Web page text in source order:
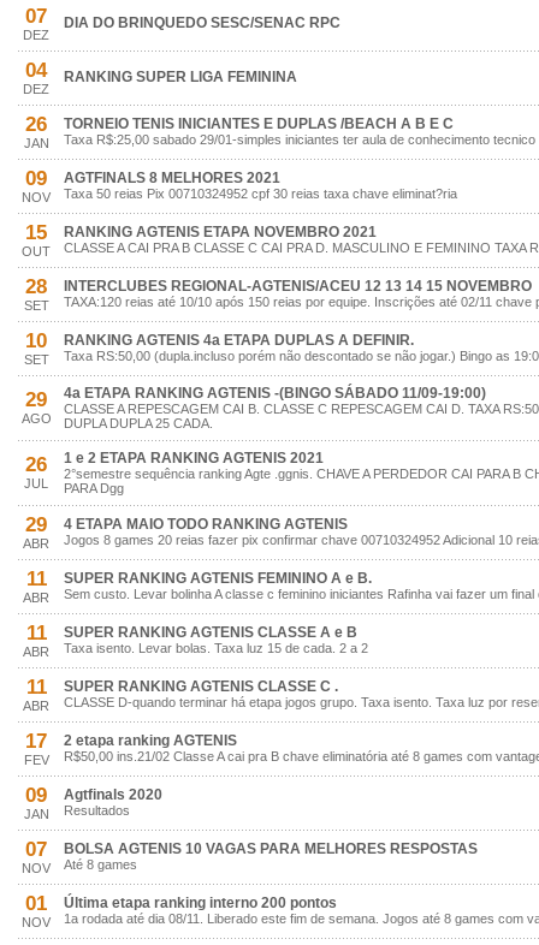
07
DEZ
DIA DO BRINQUEDO SESC/SENAC RPC
04
DEZ
RANKING SUPER LIGA FEMININA
26
JAN
TORNEIO TENIS INICIANTES E DUPLAS /BEACH A B E C
Taxa R$:25,00 sabado 29/01-simples iniciantes ter aula de conhecimento
09
NOV
AGTFINALS 8 MELHORES 2021
Taxa 50 reias Pix 00710324952 cpf 30 reias taxa chave eliminat?ria
15
OUT
RANKING AGTENIS ETAPA NOVEMBRO 2021
CLASSE A CAI PRA B CLASSE C CAI PRA D. MASCULINO E FEMININO TAXA
28
SET
INTERCLUBES REGIONAL-AGTENIS/ACEU 12 13 14 15 NOVEMBRO
TAXA:120 reias até 10/10 após 150 reias por equipe. Inscrições até 02/11 chave
10
SET
RANKING AGTENIS 4a ETAPA DUPLAS A DEFINIR.
Taxa RS:50,00 (dupla.incluso porém não descontado se não jogar.) Bingo as
29
AGO
4a ETAPA RANKING AGTENIS -(BINGO SÁBADO 11/09-19:00)
CLASSE A REPESCAGEM CAI B. CLASSE C REPESCAGEM CAI D. TAXA
DUPLA DUPLA 25 CADA.
26
JUL
1 e 2 ETAPA RANKING AGTENIS 2021
2°semestre sequência ranking Agte .ggnis. CHAVE A PERDEDOR CAI PARA B
PARA Dgg
29
ABR
4 ETAPA MAIO TODO RANKING AGTENIS
Jogos 8 games 20 reias fazer pix confirmar chave 00710324952 Adicional 10
11
ABR
SUPER RANKING AGTENIS FEMININO A e B.
Sem custo. Levar bolinha A classe c feminino iniciantes Rafinha vai fazer um
11
ABR
SUPER RANKING AGTENIS CLASSE A e B
Taxa isento. Levar bolas. Taxa luz 15 de cada. 2 a 2
11
ABR
SUPER RANKING AGTENIS CLASSE C .
CLASSE D-quando terminar há etapa jogos grupo. Taxa isento. Taxa luz por
17
FEV
2 etapa ranking AGTENIS
R$50,00 ins.21/02 Classe A cai pra B chave eliminatória até 8 games com
09
JAN
Agtfinals 2020
Resultados
07
NOV
BOLSA AGTENIS 10 VAGAS PARA MELHORES RESPOSTAS
Até 8 games
01
NOV
Última etapa ranking interno 200 pontos
1a rodada até dia 08/11. Liberado este fim de semana. Jogos até 8 games com